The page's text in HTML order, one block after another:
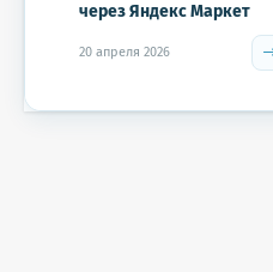
через Яндекс Маркет
20 апреля 2026